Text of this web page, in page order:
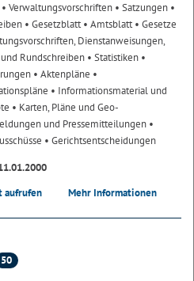
• Verwaltungsvorschriften • Satzungen •
• Gesetzblatt• Amtsblatt• Gesetze
Dienstanweisungen,
Rundschreiben • Statistiken •
• Aktenpläne •
• Informationsmaterial und
• Karten, Pläne und Geo-
und Pressemitteilungen •
• Gerichtsentscheidungen
aufrufen Mehr Informationen
50